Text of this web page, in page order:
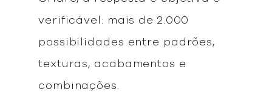
verificável: mais de 2.000
possibilidades entre padrões,
texturas, acabamentos e
combinações.